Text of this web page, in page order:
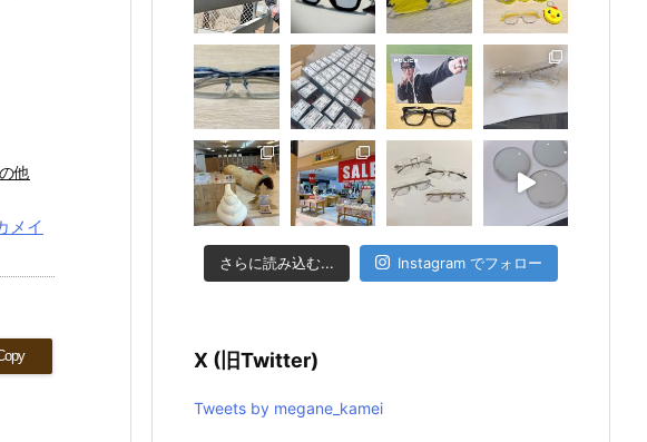
他
メイ
さらに読み込む... Instagram でフォロー
X (旧Twitter)
Tweets by megane_kamei